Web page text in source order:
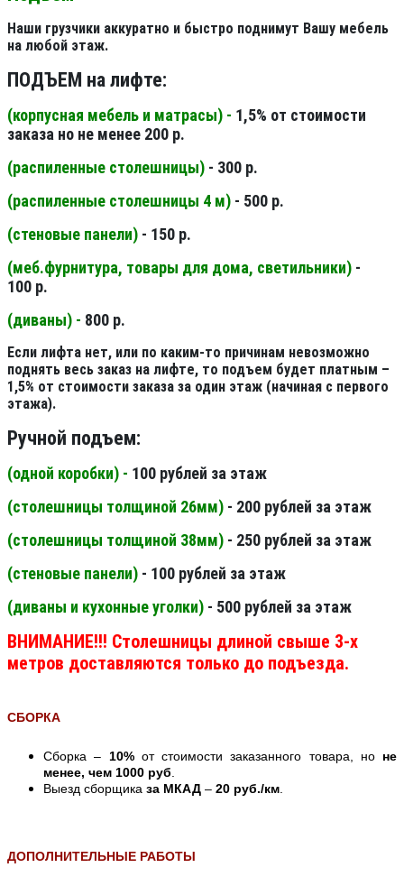
Наши грузчики аккуратно и быстро поднимут Вашу мебель
на любой этаж.
ПОДЪЕМ на лифте:
(корпусная мебель и матрасы) - 1,5% от стоимости
заказа но не менее 200 р.
(распиленные столешницы) - 300 р.
(распиленные столешницы 4 м) - 500 р.
(стеновые панели) - 150 р.
(меб.фурнитура, товары для дома, светильники) -
100 р.
(диваны) - 800 р.
Если лифта нет, или по каким-то причинам невозможно
поднять весь заказ на лифте, то подъем будет платным –
1,5% от стоимости заказа за один этаж (начиная с первого
этажа).
Ручной подъем:
(одной коробки) - 100 рублей за этаж
(столешницы толщиной 26мм) - 200 рублей за этаж
(столешницы толщиной 38мм) - 250 рублей за этаж
(стеновые панели) - 100 рублей за этаж
(диваны и кухонные уголки) - 500 рублей за этаж
ВНИМАНИЕ!!! Столешницы длиной свыше 3-х
метров доставляются только до подъезда.
СБОРКА
Сборка – 10%от стоимости заказанного товара, но не
менее, чем 1000 руб
Выезд сборщика за МКАД – 20 руб./км
ДОПОЛНИТЕЛЬНЫЕ РАБОТЫ